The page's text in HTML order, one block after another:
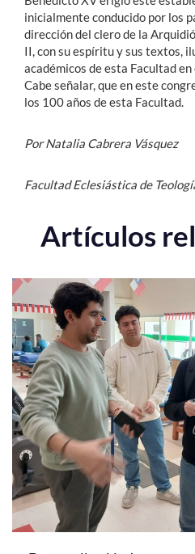
inicialmente conducido por los
dirección del clero de la
II, con su espíritu y sus textos,
académicos de esta Facultad
Cabe señalar, que en este
los 100 años de esta Facultad.
Por Natalia Cabrera Vásquez
Facultad Eclesiástica de
Artículos